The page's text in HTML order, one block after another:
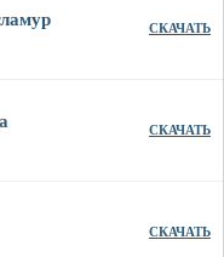
СКАЧАТЬ
СКАЧАТЬ
СКАЧАТЬ